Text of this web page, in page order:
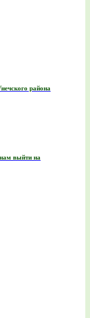
района
выйти на